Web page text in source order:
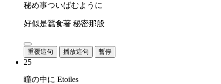
秘め事ついばむように
好似是蠶食著 秘密那般
重覆這句 播放這句 暫停
25
瞳の中に Etoiles